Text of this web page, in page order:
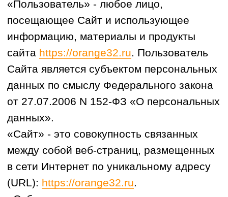
Пользователя программного
обеспечения, в том числе IP-адрес,
географическое местоположение,
информация о браузере и виде
операционной системы устройства
характеристики оборудования и
программного обеспечения,
используемых Пользователем, дата и
«Яндекс.Метрика» - метрическое
программное средство, предназначенное
посещаемости и поведении
Пользователя на Сайте.
«IP-адрес» - уникальный сетевой адрес
узла в компьютерной сети,